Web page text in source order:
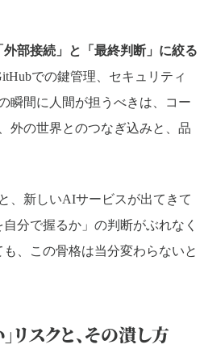
部接続」と「最終判断」に絞る
での鍵管理、セキュリティ
瞬間に人間が担うべきは、コー
外の世界とのつなぎ込みと、品
、新しいAIサービスが出てきて
分で握るか」の判断がぶれなく
、この骨格は当分変わらないと
リスクと、その潰し方